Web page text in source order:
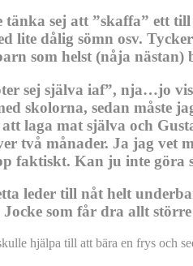
sej att ”skaffa” ett
lite dålig sömn osv.
som helst (nåja nästan)
sej själva iaf”, nja…jo
skolorna, sedan måste
laga mat själva och
två månader. Ja jag vet
faktiskt. Kan ju inte
leder till nåt helt
som får dra allt
hjälpa till att bära en frys och